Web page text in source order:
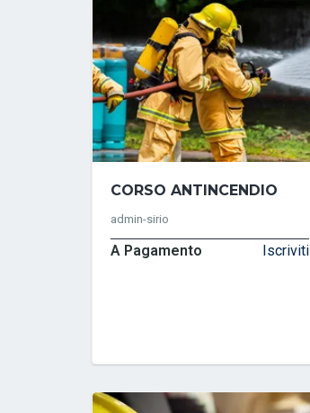
CORSO ANTINCENDIO
admin-sirio
A Pagamento Iscriviti